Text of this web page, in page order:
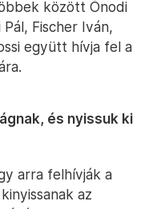
között Ónodi
Fischer Iván,
együtt hívja fel a
és nyissuk ki
arra felhívják a
az